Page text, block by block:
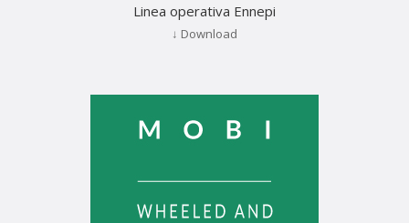
Linea operativa Ennepi
↓ Download